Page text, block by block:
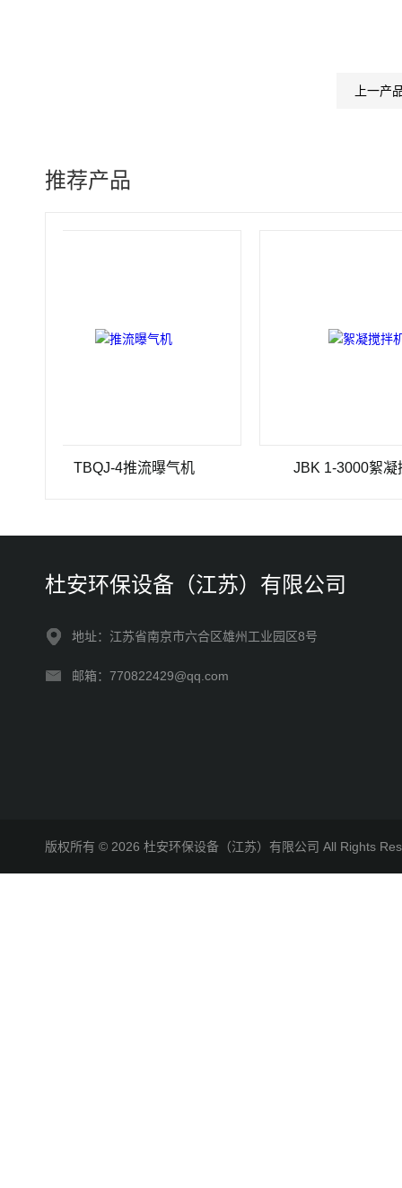
上一产
推荐产品
TBQJ-4推流曝气机 JBK 1-3000絮凝搅拌机
杜安环保设备（江苏）有限公司
地址：江苏省南京市六合区雄州工业园区8号
邮箱：770822429@qq.com
版权所有 © 2026 杜安环保设备（江苏）有限公司 All Rights